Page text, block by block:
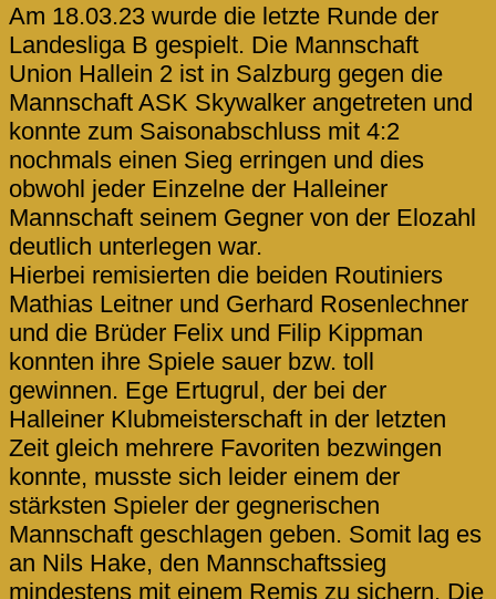
Am 18.03.23 wurde die letzte Runde der
Landesliga B gespielt. Die Mannschaft
Union Hallein 2 ist in Salzburg gegen die
Mannschaft ASK Skywalker angetreten und
konnte zum Saisonabschluss mit 4:2
nochmals einen Sieg erringen und dies
obwohl jeder Einzelne der Halleiner
Mannschaft seinem Gegner von der Elozahl
deutlich unterlegen war.
Hierbei remisierten die beiden Routiniers
Mathias Leitner und Gerhard Rosenlechner
und die Brüder Felix und Filip Kippman
konnten ihre Spiele sauer bzw. toll
gewinnen. Ege Ertugrul, der bei der
Halleiner Klubmeisterschaft in der letzten
Zeit gleich mehrere Favoriten bezwingen
konnte, musste sich leider einem der
stärksten Spieler der gegnerischen
Mannschaft geschlagen geben. Somit lag es
an Nils Hake, den Mannschaftssieg
mindestens mit einem Remis zu sichern. Die